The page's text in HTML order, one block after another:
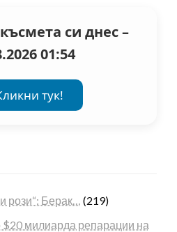
си днес –
01:54
тук!
рози“: Берак… (219)
милиарда репарации на